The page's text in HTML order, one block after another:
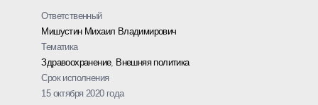
Ответственный
Мишустин Михаил Владимирович
Тематика
Здравоохранение, Внешняя политика
Срок исполнения
15 октября 2020 года